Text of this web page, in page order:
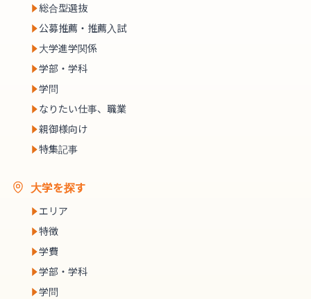
総合型選抜
公募推薦・推薦入試
大学進学関係
学部・学科
学問
なりたい仕事、職業
親御様向け
特集記事
大学を探す
エリア
特徴
学費
学部・学科
学問